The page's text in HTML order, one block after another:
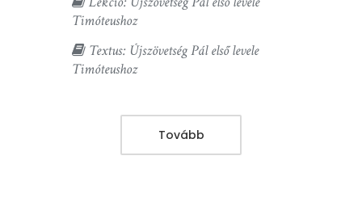
Timóteushoz
Textus: Újszövetség Pál első levele
Timóteushoz
Tovább